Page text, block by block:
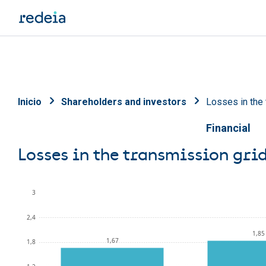
Breadcrumb
Inicio Shareholders and investors Losses in the
Financial
Losses in the transmission
1,8
2,4
3
1,67
1,85